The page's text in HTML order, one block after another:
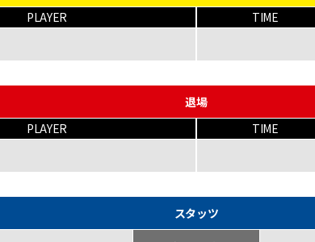
PLAYER TIME
退場
PLAYER TIME
スタッツ